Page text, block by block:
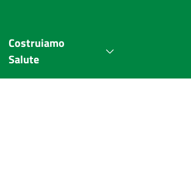
Costruiamo
Salute